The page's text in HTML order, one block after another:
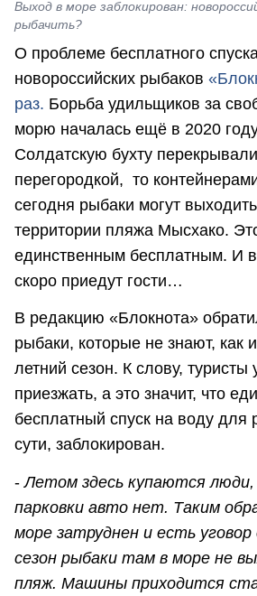
Выход в море заблокирован:
рыбачить?
О проблеме бесплатного
новороссийских рыбаков
раз. Борьба удильщиков за
морю началась ещё в 2020
Солдатскую бухту
перегородкой, то
сегодня рыбаки могут
территории пляжа Мысхако.
единственным бесплатным. И
скоро приедут гости…
В редакцию «Блокнота»
рыбаки, которые не знают, как
летний сезон. К слову, туристы
приезжать, а это значит, что
бесплатный спуск на воду для
сути, заблокирован.
- Летом здесь купаются
парковки авто нет. Таким
море затруднен и есть
сезон рыбаки там в море не
пляж. Машины приходится